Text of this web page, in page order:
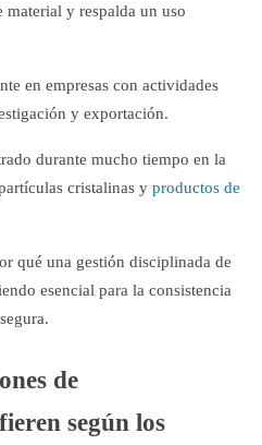
y respalda un uso
en empresas con actividades
y exportación.
durante mucho tiempo en la
cristalinas y productos de
qué una gestión disciplinada de
esencial para la consistencia
de
según los